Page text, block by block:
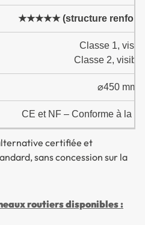
★★★★★ (structure
Classe 1,
Classe 2,
⌀450 mm,
CE et NF – Conforme à la
certifiée et
sans concession sur la
routiers disponibles :